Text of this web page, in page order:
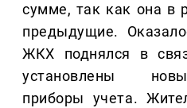
сумме, так как она в
предыдущие.
ЖКХ поднялся в
установлены
приборы учета.